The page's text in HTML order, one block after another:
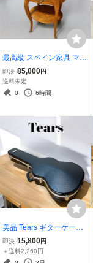
最高級 スペイン家具 マリ
ネール コンソールチェス
ト マホガニー材 飾り台 猫
脚
即決 85,000円
送料未定
0
6時間
美品 Tears ギターケース
ハードケース
即決 15,800円
＋送料2,260円